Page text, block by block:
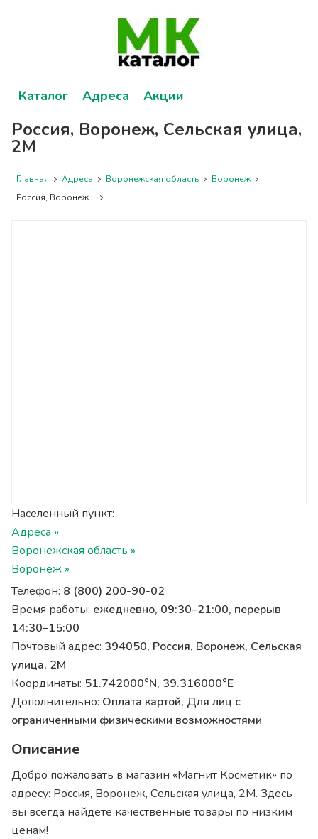
Каталог Адреса Акции
Россия, Воронеж, Сельская улица,
2М
Главная Адреса Воронежская область
Воронеж
Россия, Воронеж...
Населенный пункт:
Адреса »
Воронежская область »
Воронеж »
Телефон: 8 (800) 200-90-02
Время работы: ежедневно, 09:30–21:00, перерыв
14:30–15:00
Почтовый адрес: 394050, Россия, Воронеж, Сельская
улица, 2М
Координаты: 51.742000°N, 39.316000°E
Дополнительно: Оплата картой, Для лиц с
ограниченными физическими возможностями
Описание
Добро пожаловать в магазин «Магнит Косметик» по
адресу: Россия, Воронеж, Сельская улица, 2М. Здесь
вы всегда найдете качественные товары по низким
ценам!